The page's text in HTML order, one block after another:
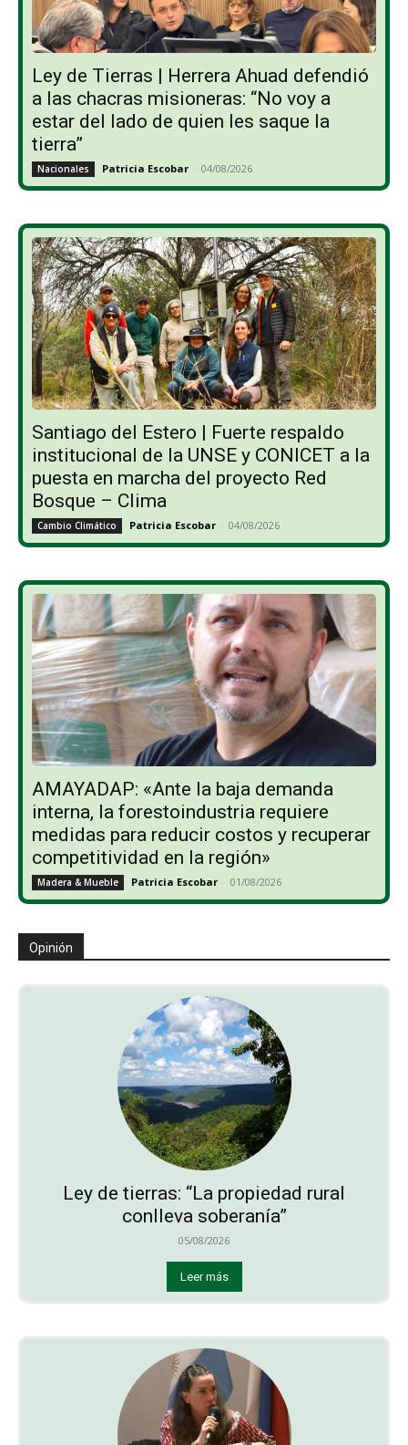
Ley de Tierras | Herrera Ahuad defendió
a las chacras misioneras: “No voy a
estar del lado de quien les saque la
tierra”
Nacionales Patricia Escobar - 04/08/2026
Santiago del Estero | Fuerte respaldo
institucional de la UNSE y CONICET a la
puesta en marcha del proyecto Red
Bosque – Clima
Cambio Climático Patricia Escobar - 04/08/2026
AMAYADAP: «Ante la baja demanda
interna, la forestoindustria requiere
medidas para reducir costos y recuperar
competitividad en la región»
Madera & Mueble Patricia Escobar - 01/08/2026
Opinión
Ley de tierras: “La propiedad rural
conlleva soberanía”
05/08/2026
Leer más